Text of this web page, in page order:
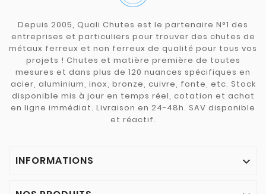
Depuis 2005, Quali Chutes est le partenaire N°1 des
entreprises et particuliers pour trouver des chutes de
métaux ferreux et non ferreux de qualité pour tous vos
projets ! Chutes et matière première de toutes
mesures et dans plus de 120 nuances spécifiques en
acier, aluminium, inox, bronze, cuivre, fonte, etc. Stock
disponible mis à jour en temps réel, cotation et achat
en ligne immédiat. Livraison en 24-48h. SAV disponible
et réactif.
INFORMATIONS 